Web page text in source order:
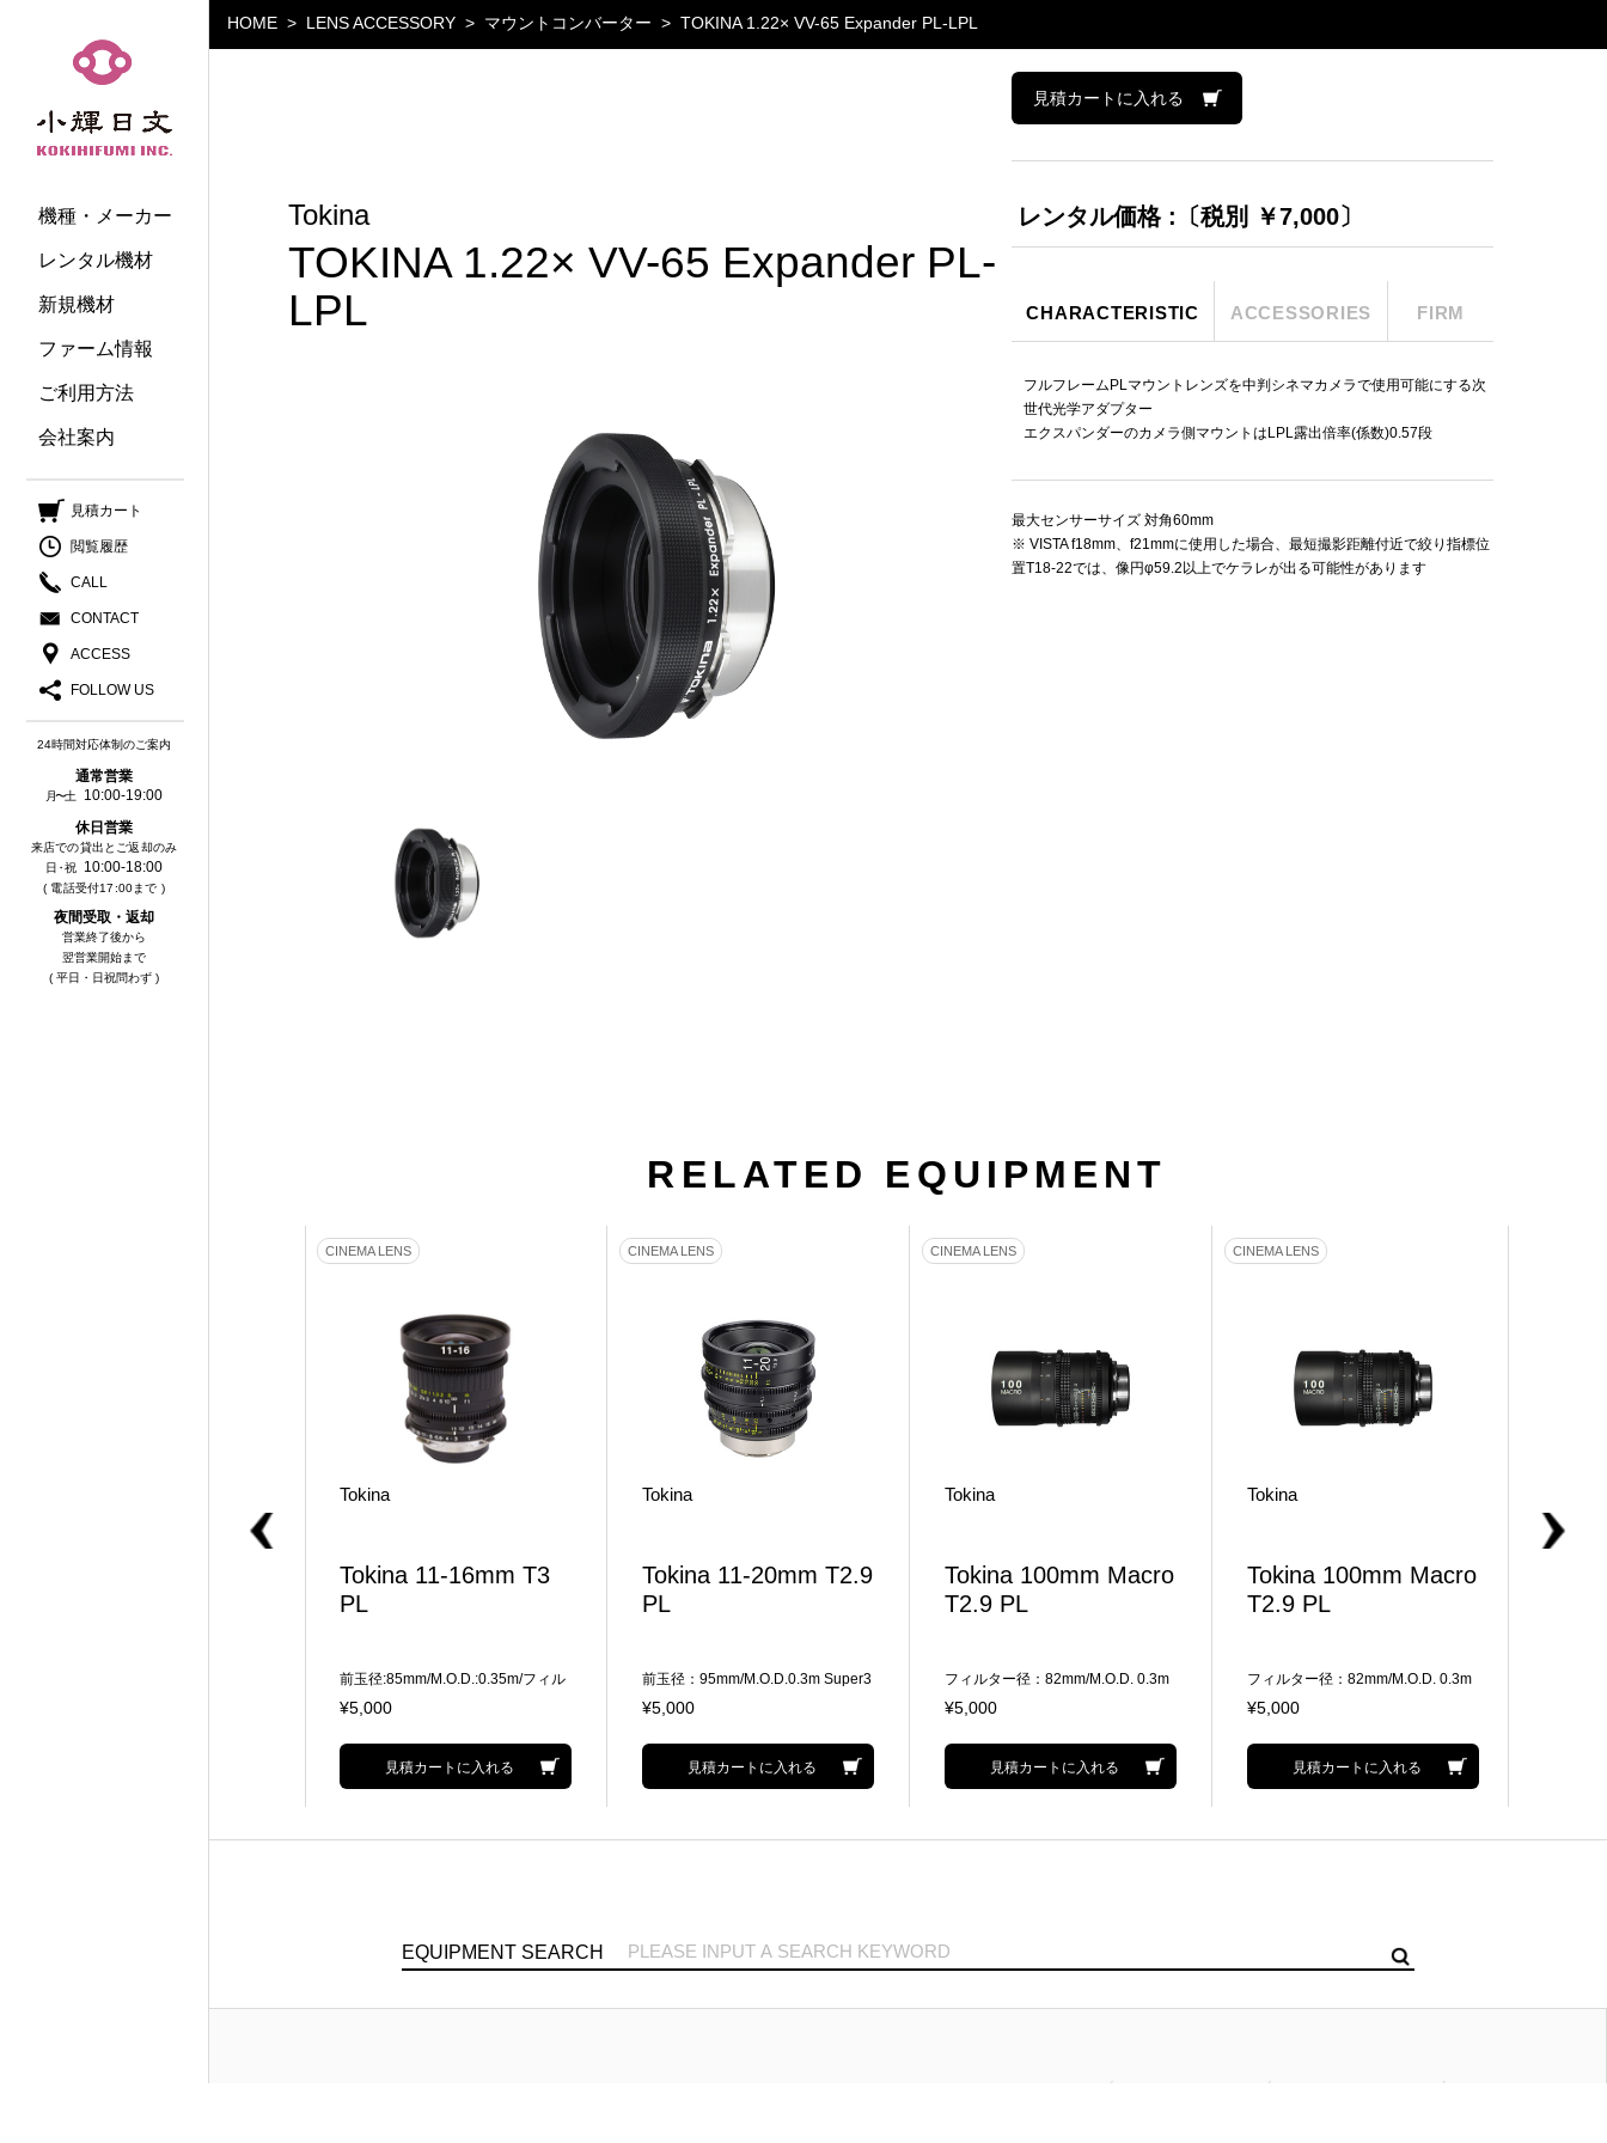
小輝日文
機種・メーカー
レンタル機材
新規機材
ファーム情報
ご利用方法
会社案内
24時間対応体制のご案内
通常営業
月〜土
10:00-19:00
休⽇営業
来店での貸出とご返却のみ
⽇・祝
10:00-18:00
( 電話受付17:00まで )
夜間受取・返却
営業終了後から
翌営業開始まで
( 平日・日祝問わず )
見積カート
閲覧履歴
CALL
CONTACT
ACCESS
FOLLOW US
HOME LENS ACCESSORY マウントコンバーター TOKINA 1.22× VV-65 Expander PL-LPL
Tokina
TOKINA 1.22× VV-65 Expander PL-
LPL
見積カートに入れる
レンタル価格 :〔税別 ￥7,000〕
CHARACTERISTIC ACCESSORIES FIRM
フルフレームPLマウントレンズを中判シネマカメラで使用可能にする次
世代光学アダプター
エクスパンダーのカメラ側マウントはLPL露出倍率(係数)0.57段
最大センサーサイズ 対角60mm
※ VISTA f18mm、f21mmに使用した場合、最短撮影距離付近で絞り指標位
置T18-22では、像円φ59.2以上でケラレが出る可能性があります
RELATED EQUIPMENT
CINEMA LENS
Tokina
Tokina 11-16mm T3
PL
前玉径:85mm/M.O.D.:0.35m/フィル
¥5,000
見積カートに入れる
CINEMA LENS
Tokina
Tokina 11-20mm T2.9
PL
前玉径：95mm/M.O.D.0.3m Super3
¥5,000
見積カートに入れる
CINEMA LENS
Tokina
Tokina 100mm Macro
T2.9 PL
フィルター径：82mm/M.O.D. 0.3m
¥5,000
見積カートに入れる
CINEMA LENS
Tokina
Tokina 100mm Macro
T2.9 PL
フィルター径：82mm/M.O.D. 0.3m
¥5,000
見積カートに入れる
EQUIPMENT SEARCH